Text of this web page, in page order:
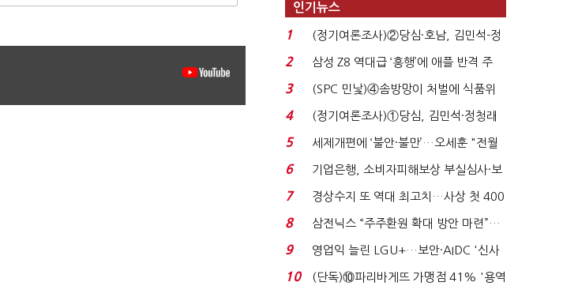
인기뉴스
1
(정기여론조사)②당심·호남, 김민석-정
청래 '초접전'...
2
삼성 Z8 역대급 ‘흥행’에 애플 반격 주
목…9월 ‘폴...
3
(SPC 민낯)④솜방망이 처벌에 식품위
생법 위반 반복...
4
(정기여론조사)①당심, 김민석·정청래
'초접전'…대통령 ...
5
세제개편에 ‘불안·불만’…오세훈 "전월
세 구하기 더 ...
6
기업은행, 소비자피해보상 부실심사·보
이스피싱 공시 ...
7
경상수지 또 역대 최고치…사상 첫 400
억달러에 '3% 성...
8
삼전닉스 “주주환원 확대 방안 마련”…
로이터에 성명...
9
영업익 늘린 LGU+…보안·AIDC '신사
업 드라이브'...
10
(단독)⑩파리바게뜨 가맹점 41% '용역